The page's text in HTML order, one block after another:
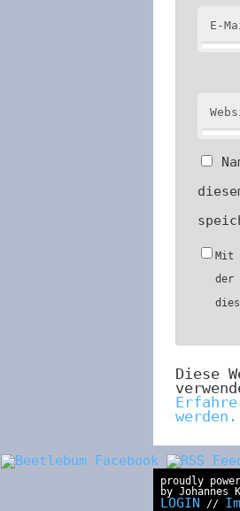
E-
Mit
der
Diese
werden.
proudly
by Johannes
LOGIN //